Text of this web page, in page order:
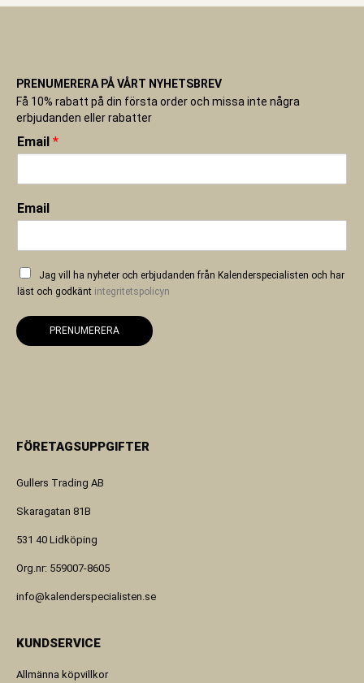
PRENUMERERA PÅ VÅRT NYHETSBREV
Få 10% rabatt på din första order och missa inte några
erbjudanden eller rabatter
Email *
Email
Jag vill ha nyheter och erbjudanden från Kalenderspecialisten och har
läst och godkänt integritetspolicyn
PRENUMERERA
FÖRETAGSUPPGIFTER
Gullers Trading AB
Skaragatan 81B
531 40 Lidköping
Org.nr: 559007-8605
info@kalenderspecialisten.se
KUNDSERVICE
Allmänna köpvillkor